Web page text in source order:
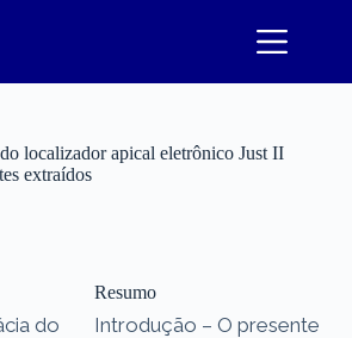
localizador apical eletrônico Just II
extraídos
do
Resumo
Introdução – O presente